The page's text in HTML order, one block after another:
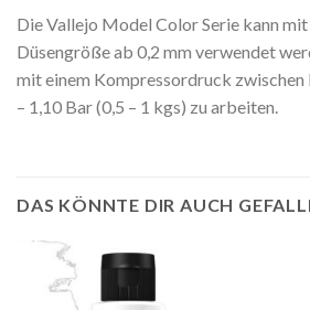
Die Vallejo Model Color Serie kann
Düsengröße ab 0,2 mm verwendet
mit einem Kompressordruck zwischen
– 1,10 Bar (0,5 – 1 kgs) zu arbeiten.
DAS KÖNNTE DIR AUCH